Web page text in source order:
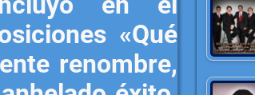
«Qué
renombre,